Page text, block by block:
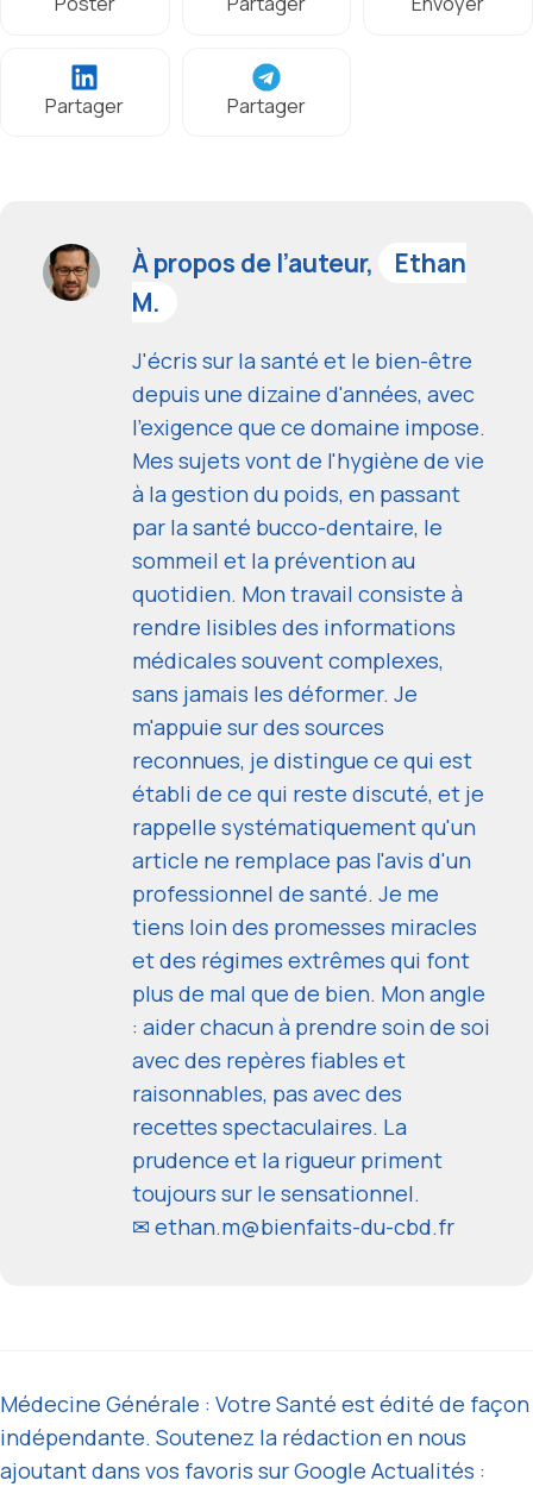
Partager Partager
À propos de l’auteur,
Ethan
M.
J'écris sur la santé et le bien-être
depuis une dizaine d'années, avec
l'exigence que ce domaine impose.
Mes sujets vont de l'hygiène de vie
à la gestion du poids, en passant
par la santé bucco-dentaire, le
sommeil et la prévention au
quotidien. Mon travail consiste à
rendre lisibles des informations
médicales souvent complexes,
sans jamais les déformer. Je
m'appuie sur des sources
reconnues, je distingue ce qui est
établi de ce qui reste discuté, et je
rappelle systématiquement qu'un
article ne remplace pas l'avis d'un
professionnel de santé. Je me
tiens loin des promesses miracles
et des régimes extrêmes qui font
plus de mal que de bien. Mon angle
: aider chacun à prendre soin de soi
avec des repères fiables et
raisonnables, pas avec des
recettes spectaculaires. La
prudence et la rigueur priment
toujours sur le sensationnel.
✉ ethan.m@bienfaits-du-cbd.fr
Médecine Générale : Votre Santé est édité de façon
indépendante. Soutenez la rédaction en nous
ajoutant dans vos favoris sur Google Actualités :